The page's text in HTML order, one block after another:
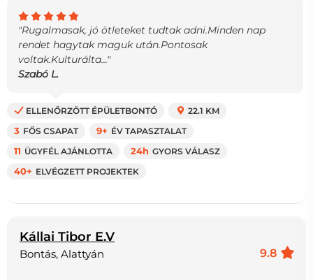
"Rugalmasak, jó ötleteket tudtak adni.Minden nap
rendet hagytak maguk után.Pontosak
voltak.Kulturálta..."
Szabó L.
ELLENŐRZÖTT ÉPÜLETBONTÓ
22.1 KM
3 FŐS CSAPAT 9+ ÉV TAPASZTALAT
11 ÜGYFÉL AJÁNLOTTA 24h GYORS VÁLASZ
40+ ELVÉGZETT PROJEKTEK
Kállai Tibor E.V
9.8
Bontás, Alattyán